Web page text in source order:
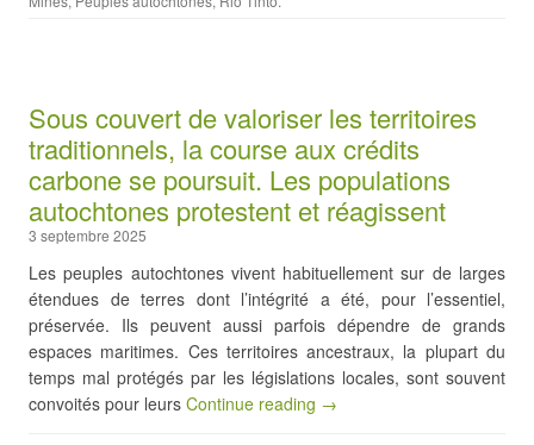
Sous couvert de valoriser les territoires
traditionnels, la course aux crédits
carbone se poursuit. Les populations
autochtones protestent et réagissent
3 septembre 2025
Les peuples autochtones vivent habituellement sur de larges
étendues de terres dont l’intégrité a été, pour l’essentiel,
préservée. Ils peuvent aussi parfois dépendre de grands
espaces maritimes. Ces territoires ancestraux, la plupart du
temps mal protégés par les législations locales, sont souvent
convoités pour leurs Continue reading →